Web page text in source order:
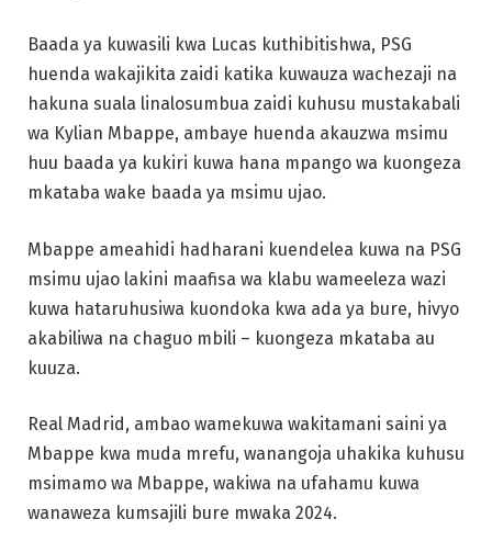
Baada ya kuwasili kwa Lucas kuthibitishwa, PSG
huenda wakajikita zaidi katika kuwauza wachezaji na
hakuna suala linalosumbua zaidi kuhusu mustakabali
wa Kylian Mbappe, ambaye huenda akauzwa msimu
huu baada ya kukiri kuwa hana mpango wa kuongeza
mkataba wake baada ya msimu ujao.
Mbappe ameahidi hadharani kuendelea kuwa na PSG
msimu ujao lakini maafisa wa klabu wameeleza wazi
kuwa hataruhusiwa kuondoka kwa ada ya bure, hivyo
akabiliwa na chaguo mbili – kuongeza mkataba au
kuuza.
Real Madrid, ambao wamekuwa wakitamani saini ya
Mbappe kwa muda mrefu, wanangoja uhakika kuhusu
msimamo wa Mbappe, wakiwa na ufahamu kuwa
wanaweza kumsajili bure mwaka 2024.